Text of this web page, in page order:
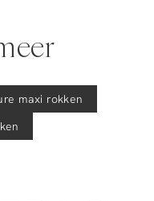
maxi rokken